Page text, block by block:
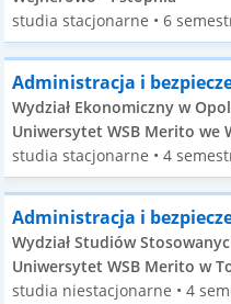
studia stacjonarne • 6
Administracja i
Wydział Ekonomiczny w
Uniwersytet WSB Merito we
studia stacjonarne • 4
Administracja i
Wydział Studiów
Uniwersytet WSB Merito w
studia niestacjonarne • 4